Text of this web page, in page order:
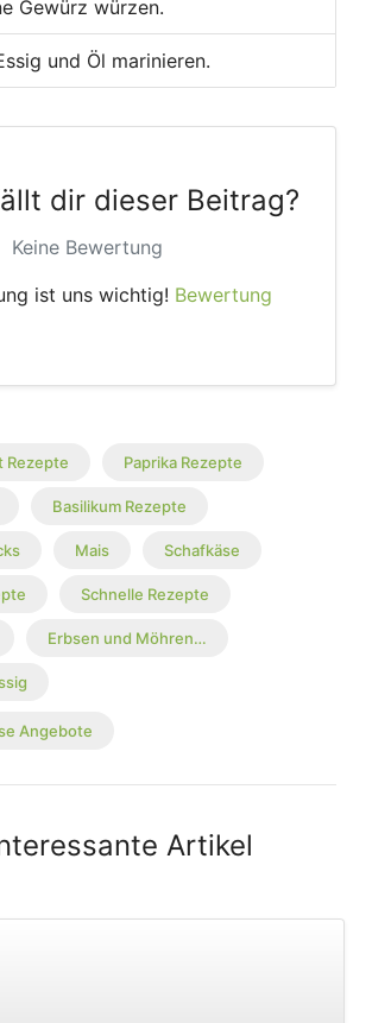
Gewürz würzen.
und Öl marinieren.
dir dieser Beitrag?
Keine Bewertung
ist uns wichtig! Bewertung
Rezepte Paprika Rezepte
Basilikum Rezepte
Mais Schafkäse
Schnelle Rezepte
Erbsen und Möhren…
Angebote
Artikel